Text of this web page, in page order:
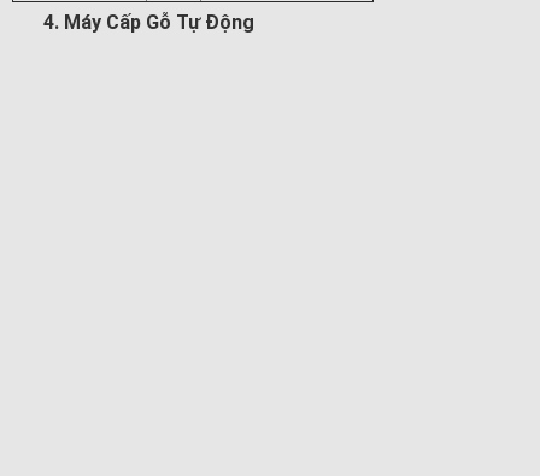
4. Máy Cấp Gỗ Tự Động